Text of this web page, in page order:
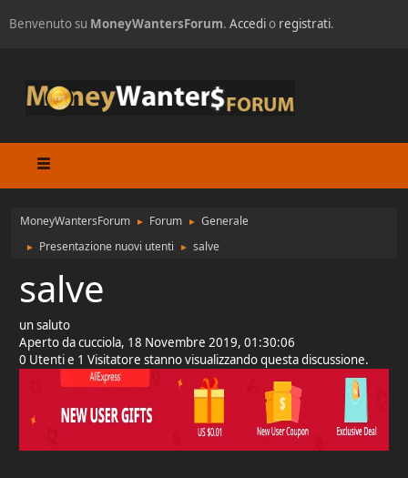
Benvenuto su MoneyWantersForum. Accedio registrati.
MoneyWantersForum ► Forum ► Generale
► Presentazione nuovi utenti ► salve
salve
un saluto
Aperto da cucciola, 18 Novembre 2019, 01:30:06
0 Utenti e 1 Visitatore stanno visualizzando questa discussione.